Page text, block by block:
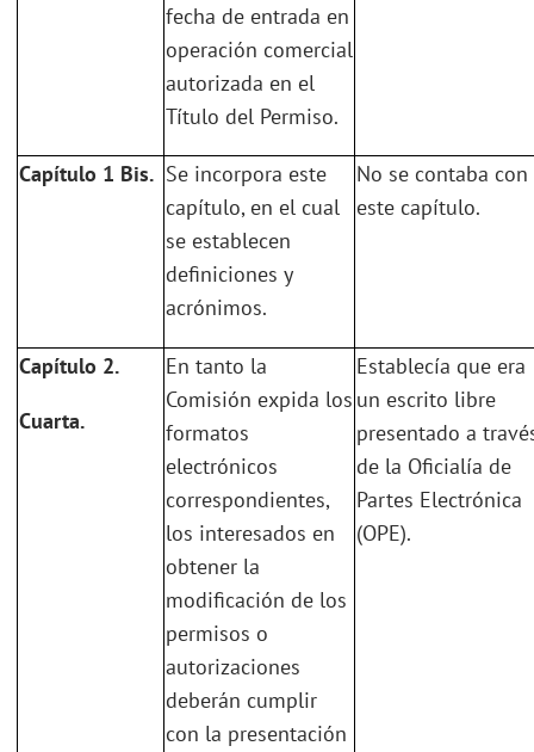
fecha de entrada en
operación comercial
autorizada en el
Título del Permiso.
Capítulo 1 Bis. Se incorpora este
capítulo, en el cual
se establecen
definiciones y
acrónimos.
No se contaba con
este capítulo.
Capítulo 2.
Cuarta.
En tanto la
Comisión expida los
formatos
electrónicos
correspondientes,
los interesados en
obtener la
modificación de los
permisos o
autorizaciones
deberán cumplir
con la presentación
Establecía que era
un escrito libre
presentado a
de la Oficialía de
Partes Electrónica
(OPE).